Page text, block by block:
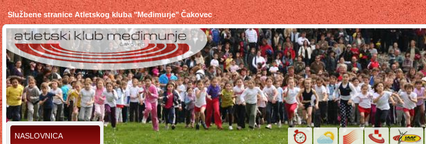
Službene stranice Atletskog kluba "Međimurje" Čakovec
NASLOVNICA